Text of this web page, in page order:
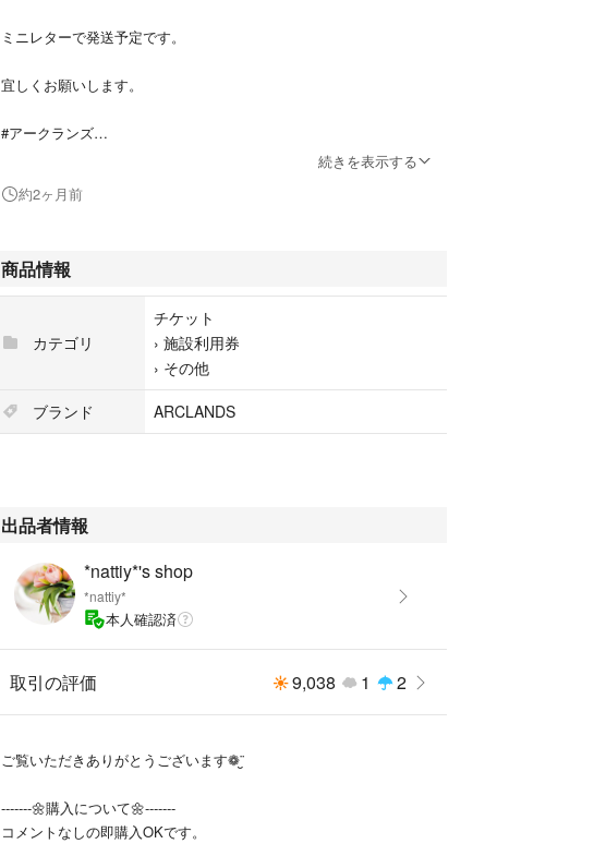
ミニレターで発送予定です。
宜しくお願いします。
#アークランズ
続きを表示する
約2ヶ月前
商品情報
カテゴリ
チケット
› 施設利用券
› その他
ブランド
ARCLANDS
出品者情報
*nattiy*'s shop
*nattiy*
本人確認済
取引の評価 9,038 1 2
ご覧いただきありがとうございます❁¨̮
-------🌼購入について🌼-------
コメントなしの即購入OKです。